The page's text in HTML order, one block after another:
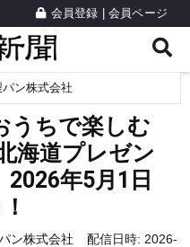
会員登録 会員ページ
ン株式会社
うちで楽しむ
海道プレゼン
年5月1日
ン株式会社
配信日時: 2026-